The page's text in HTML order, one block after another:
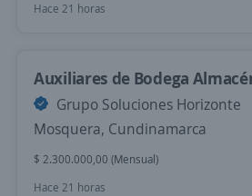
Hace 21 horas
Auxiliares de Bodega
Grupo Soluciones Horizonte
Mosquera, Cundinamarca
$ 2.300.000,00 (Mensual)
Hace 21 horas